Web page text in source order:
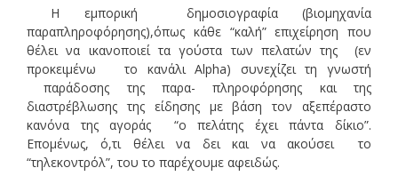
Η εμπορική δημοσιογραφία (βιομηχανία
παραπληροφόρησης),όπως κάθε “καλή” επιχείρηση που
θέλει να ικανοποιεί τα γούστα των πελατών της (εν
προκειμένω το κανάλι Alpha) συνεχίζει τη γνωστή
παράδοσης της παρα- πληροφόρησης και της
διαστρέβλωσης της είδησης με βάση τον αξεπέραστο
κανόνα της αγοράς “ο πελάτης έχει πάντα δίκιο”.
Επομένως, ό,τι θέλει να δει και να ακούσει το
“τηλεκοντρόλ”, του το παρέχουμε αφειδώς.